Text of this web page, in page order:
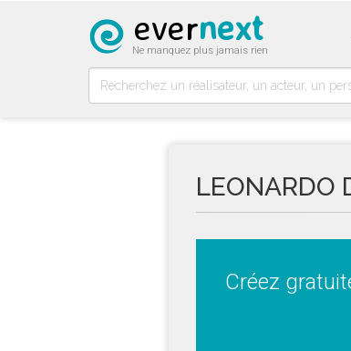
evernext
Ne manquez plus jamais rien
LEONARDO
Créez